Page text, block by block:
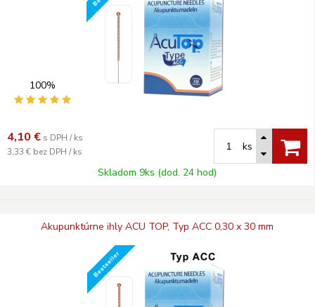
100%
4,10 € s DPH / ks
3,33 € bez DPH / ks
ks
Skladom 9ks (dod. 24 hod)
Akupunktúrne ihly ACU TOP, Typ ACC 0,30 x 30 mm